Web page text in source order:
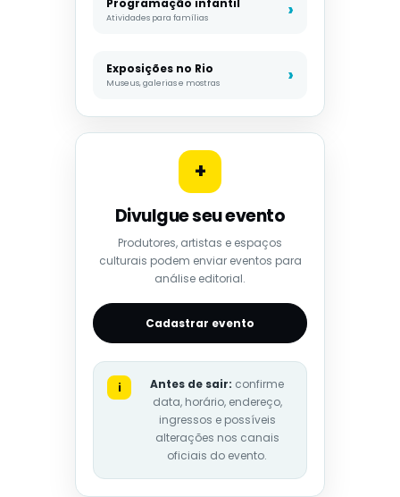
Atividades para famílias
Exposições no Rio
Museus, galerias e mostras
+
Divulgue seu evento
Produtores, artistas e espaços
culturais podem enviar eventos para
análise editorial.
Cadastrar evento
i Antes de sair: confirme
data, horário, endereço,
ingressos e possíveis
alterações nos canais
oficiais do evento.